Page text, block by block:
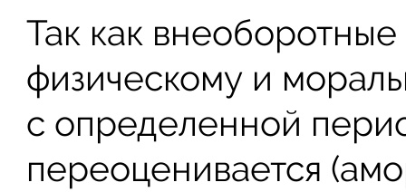
Так как
физическому и
с определенной
переоценивается